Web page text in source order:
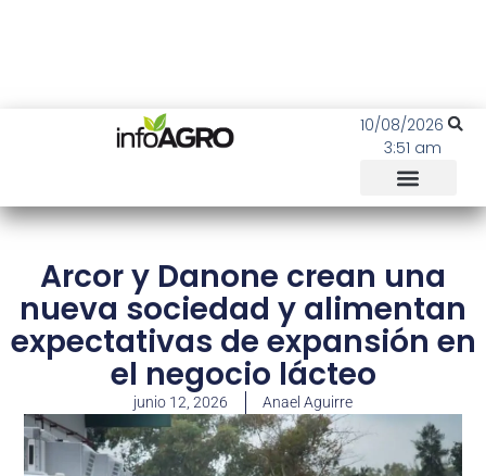
10/08/2026
3:51 am
Arcor y Danone crean una
nueva sociedad y alimentan
expectativas de expansión en
el negocio lácteo
junio 12, 2026 Anael Aguirre